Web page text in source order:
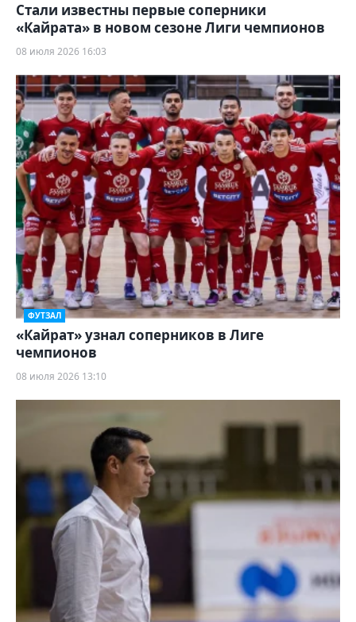
Стали известны первые соперники
«Кайрата» в новом сезоне Лиги чемпионов
08 июля 2026 16:03
ФУТЗАЛ
«Кайрат» узнал соперников в Лиге
чемпионов
08 июля 2026 13:10